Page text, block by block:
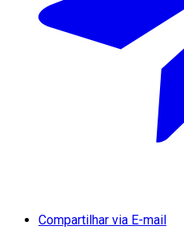
Compartilhar via E-mail